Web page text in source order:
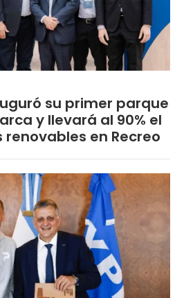
su primer parque
y llevará al 90% el
en Recreo